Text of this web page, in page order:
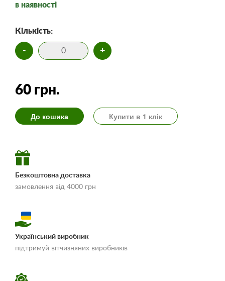
в наявності
Кількість:
- +
60 грн.
До кошика Купити в 1 клік
Безкоштовна доставка
замовлення від 4000 грн
«Умови доставки і
Український виробник
підтримуй вітчизняних виробників